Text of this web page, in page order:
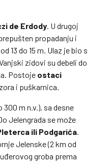
de Erdody. U drugoj
propadanju i
13 do 15 m. Ulaz je bio s
zidovi su debeli do
Postoje ostaci
i puškarnica.
m n.v.), sa desne
Jelengrada se može
ili Podgarića.
Jelenske (2 km od
groba prema